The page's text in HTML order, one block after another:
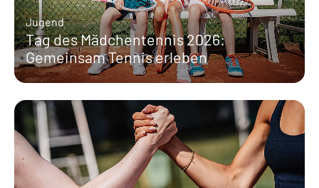
Jugend
Tag des Mädchentennis 2026:
Gemeinsam Tennis erleben